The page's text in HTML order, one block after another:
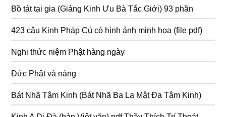
Bồ tát tại gia (Giảng Kinh Ưu Bà Tắc Giới) 93 phần
423 câu Kinh Pháp Cú có hình ảnh minh hoạ (file pdf)
Nghi thức niệm Phật hàng ngày
Đức Phật và nàng
Bát Nhã Tâm Kinh (Bát Nhã Ba La Mật Đa Tâm Kinh)